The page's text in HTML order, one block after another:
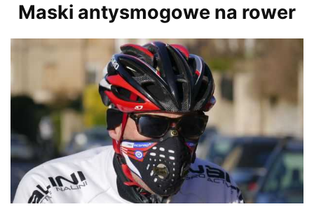
Maski antysmogowe na rower